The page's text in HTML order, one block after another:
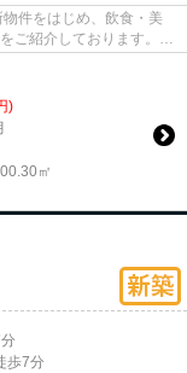
件をはじめ、飲食・美
ご紹介しております。
)
㎡
歩7分